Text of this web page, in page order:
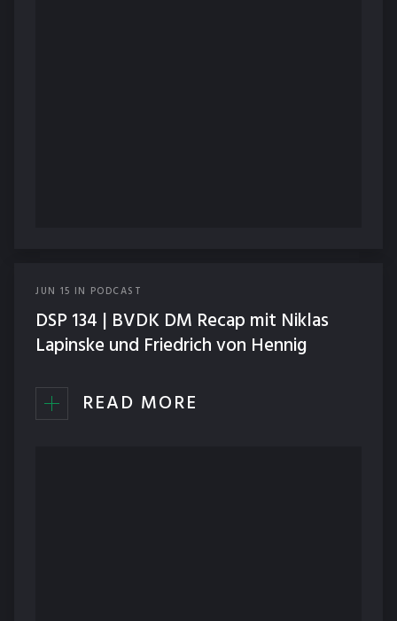
JUN 15 IN PODCAST
DSP 134 | BVDK DM Recap mit Niklas
Lapinske und Friedrich von Hennig
READ MORE